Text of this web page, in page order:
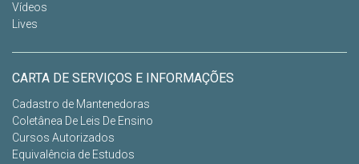
Vídeos
Lives
CARTA DE SERVIÇOS E INFORMAÇÕES
Cadastro de Mantenedoras
Coletânea De Leis De Ensino
Cursos Autorizados
Equivalência de Estudos